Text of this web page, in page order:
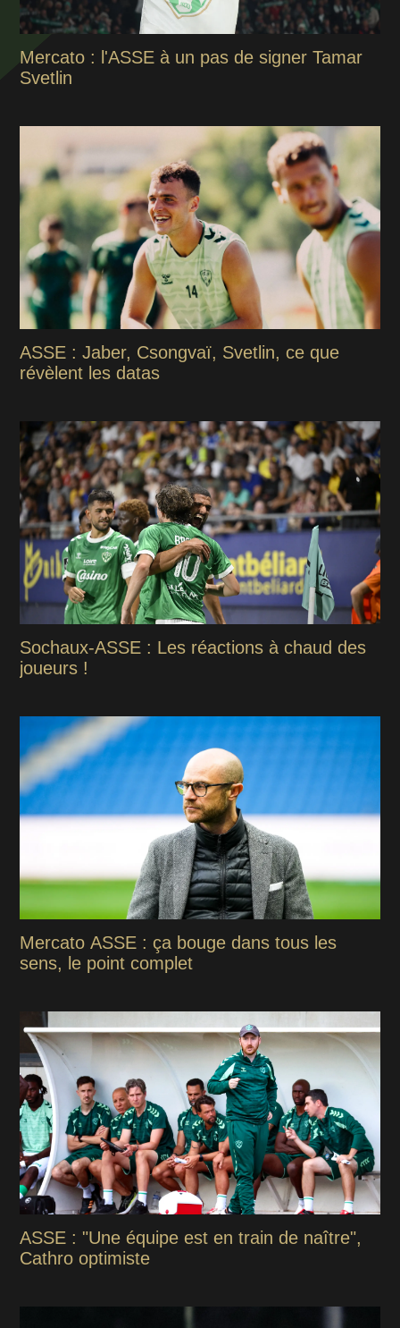
Mercato : l'ASSE à un pas de signer Tamar
Svetlin
ASSE : Jaber, Csongvaï, Svetlin, ce que
révèlent les datas
Sochaux-ASSE : Les réactions à chaud des
joueurs !
Mercato ASSE : ça bouge dans tous les
sens, le point complet
ASSE : "Une équipe est en train de naître",
Cathro optimiste